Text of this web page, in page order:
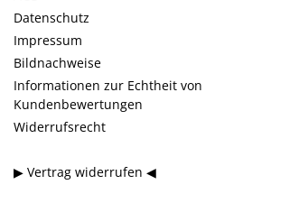
Datenschutz
Impressum
Bildnachweise
Informationen zur Echtheit von
Kundenbewertungen
Widerrufsrecht
▶ Vertrag widerrufen ◀